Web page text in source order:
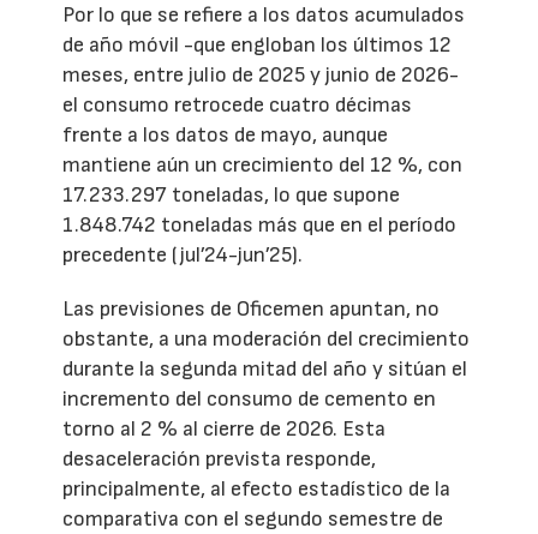
Por lo que se refiere a los datos acumulados
de año móvil -que engloban los últimos 12
meses, entre julio de 2025 y junio de 2026-
el consumo retrocede cuatro décimas
frente a los datos de mayo, aunque
mantiene aún un crecimiento del 12 %, con
17.233.297 toneladas, lo que supone
1.848.742 toneladas más que en el período
precedente (jul’24-jun’25).
Las previsiones de Oficemen apuntan, no
obstante, a una moderación del crecimiento
durante la segunda mitad del año y sitúan el
incremento del consumo de cemento en
torno al 2 % al cierre de 2026. Esta
desaceleración prevista responde,
principalmente, al efecto estadístico de la
comparativa con el segundo semestre de